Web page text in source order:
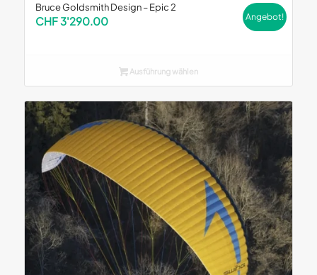
Bruce Goldsmith Design – Epic 2
CHF3'290.00 Angebot!
Ausführung wählen